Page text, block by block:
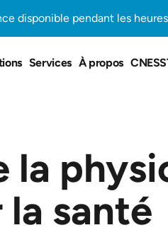
disponible pendant les
Services À propos
la
santé